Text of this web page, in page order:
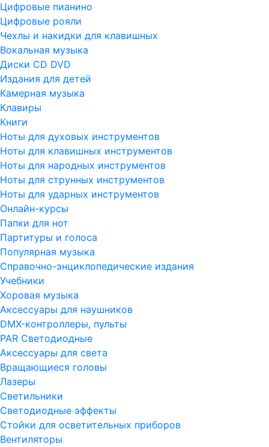
Цифровые пианино
Цифровые рояли
Чехлы и накидки для клавишных
Вокальная музыка
Диски CD DVD
Издания для детей
Камерная музыка
Клавиры
Книги
Ноты для духовых инструментов
Ноты для клавишных инструментов
Ноты для народных инструментов
Ноты для струнных инструментов
Ноты для ударных инструментов
Онлайн-курсы
Папки для нот
Партитуры и голоса
Популярная музыка
Справочно-энциклопедические издания
Учебники
Хоровая музыка
Аксессуары для наушников
DMX-контроллеры, пульты
PAR Светодиодные
Аксессуары для света
Вращающиеся головы
Лазеры
Светильники
Светодиодные эффекты
Стойки для осветительных приборов
Вентиляторы